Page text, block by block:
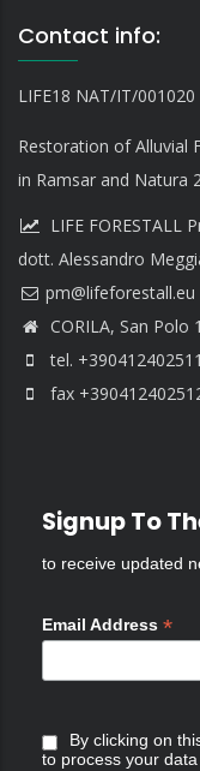
Contact info:
LIFE18 NAT/IT/001020
Restoration of Alluvial
in Ramsar and Natura
LIFE FORESTALL
dott. Alessandro
CORILA, San Polo
tel. +390412402511
fax
Signup To
to receive updated
Email Address *
By clicking on
to process your